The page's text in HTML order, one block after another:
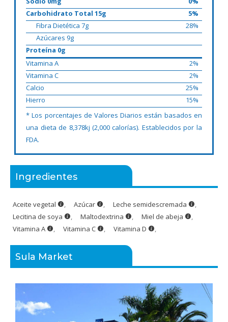
Carbohidrato Total 15g
5%
Fibra Dietética 7g
28%
Azúcares 9g
Proteína 0g
Vitamina A
2%
Vitamina C
2%
Calcio
25%
Hierro
15%
* Los porcentajes de Valores Diarios están basados en
una dieta de 8,378kj (2,000 calorías). Establecidos por la
FDA.
Ingredientes
Aceite vegetal , Azúcar , Leche semidescremada
,
Lecitina de soya
, Maltodextrina , Miel de abeja
,
Vitamina A
, Vitamina C , Vitamina D ,
Sula Market